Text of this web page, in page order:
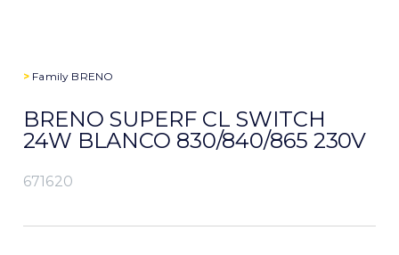
> Family BRENO
BRENO SUPERF CL SWITCH
24W BLANCO 830/840/865 230V
671620